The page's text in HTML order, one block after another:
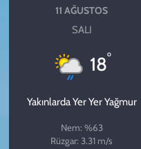
11 AĞUSTOS
SALI
18°
Yakınlarda Yer Yer Yağmur
Nem: %63
Rüzgar: 3.31 m/s